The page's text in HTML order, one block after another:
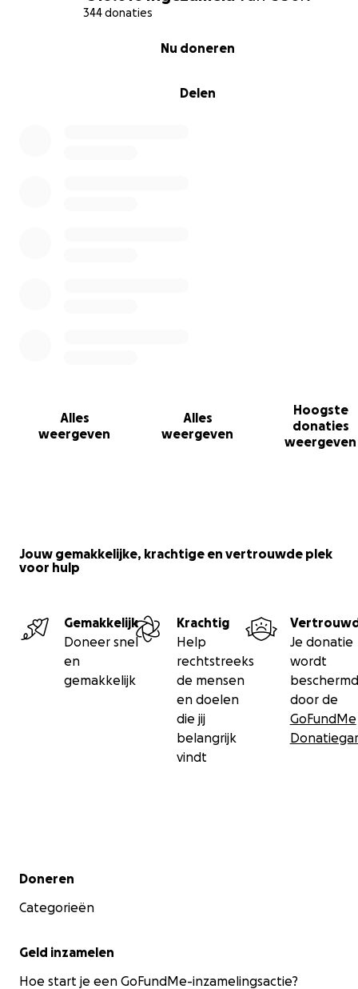
344 donaties
Delen
Nu doneren
Alles
weergeven
Alles
weergeven
Hoogste
donaties
weergeven
daadwerkelijke doel kan dus nog niet exact bepaald
Jouw gemakkelijke, krachtige en vertrouwde plek
voor hulp
Gemakkelijk
Doneer snel
en
gemakkelijk
Krachtig
Help
rechtstreeks
de mensen
en doelen
die jij
belangrijk
vindt
Je donatie
wordt
beschermd
door de
GoFundMe
Secundair menu
Doneren
Categorieën
Geld inzamelen
Hoe start je een GoFundMe-inzamelingsactie?